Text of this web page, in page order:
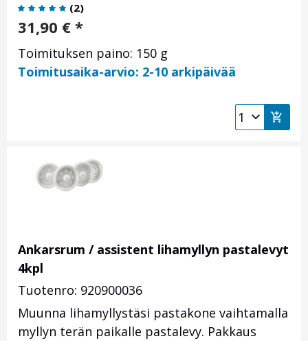
(2)
31,90 € *
Toimituksen paino: 150 g
Toimitusaika-arvio: 2-10 arkipäivää
Ankarsrum / assistent lihamyllyn pastalevyt
4kpl
Tuotenro: 920900036
Muunna lihamyllystäsi pastakone vaihtamalla
myllyn terän paikalle pastalevy. Pakkaus